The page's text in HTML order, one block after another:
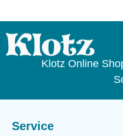
Klotz Online
Service